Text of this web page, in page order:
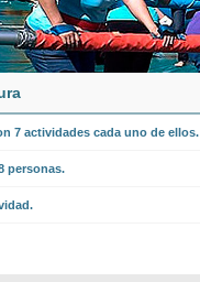
7 actividades cada uno de ellos.
personas.